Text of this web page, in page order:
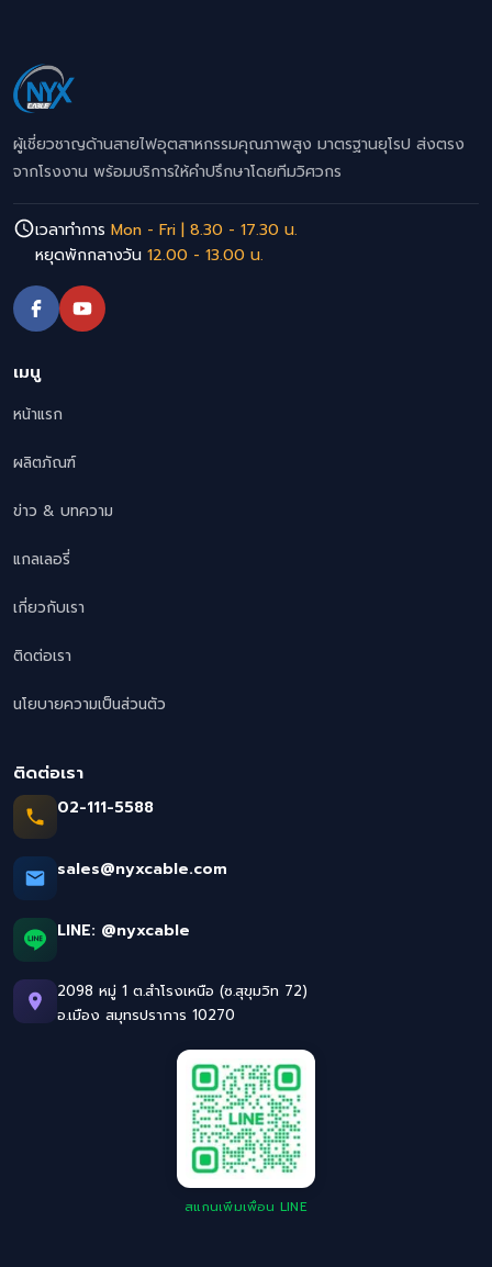
ผู้เชี่ยวชาญด้านสายไฟอุตสาหกรรมคุณภาพสูง มาตรฐานยุโรป ส่งตรง
จากโรงงาน พร้อมบริการให้คำปรึกษาโดยทีมวิศวกร
เวลาทำการ Mon - Fri | 8.30 - 17.30 น.
หยุดพักกลางวัน 12.00 - 13.00 น.
เมนู
หน้าแรก
ผลิตภัณฑ์
ข่าว & บทความ
แกลเลอรี่
เกี่ยวกับเรา
ติดต่อเรา
นโยบายความเป็นส่วนตัว
ติดต่อเรา
02-111-5588
sales@nyxcable.com
LINE: @nyxcable
2098 หมู่ 1 ต.สำโรงเหนือ (ซ.สุขุมวิท 72)
อ.เมือง สมุทรปราการ 10270
สแกนเพิ่มเพื่อน LINE